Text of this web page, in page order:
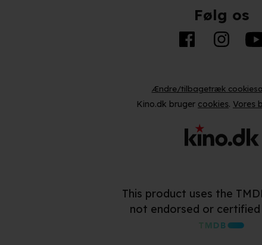
Følg os
Ændre/tilbagetræk
Kino.dk bruger cookies. Vores
This product uses the
not endorsed or certified